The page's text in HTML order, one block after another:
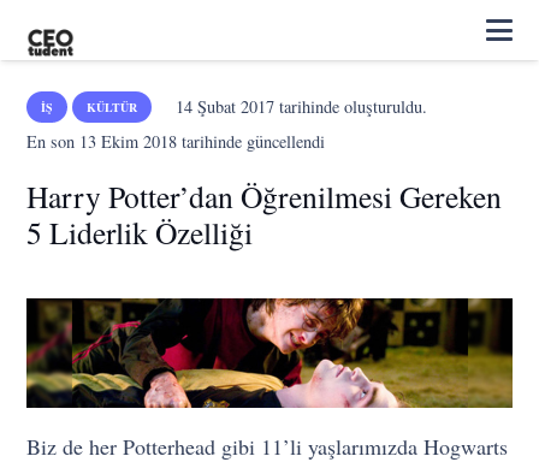
İŞ KÜLTÜR 14 Şubat 2017tarihinde oluşturuldu.
En son 13 Ekim 2018 tarihinde güncellendi
Harry Potter’dan Öğrenilmesi Gereken
5 Liderlik Özelliği
Biz de her Potterhead gibi 11’li yaşlarımızda Hogwarts